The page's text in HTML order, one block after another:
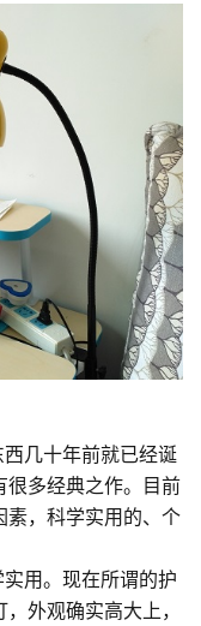
几十年前就已经诞
很多经典之作。目前
，科学实用的、个
用。现在所谓的护
外观确实高大上，